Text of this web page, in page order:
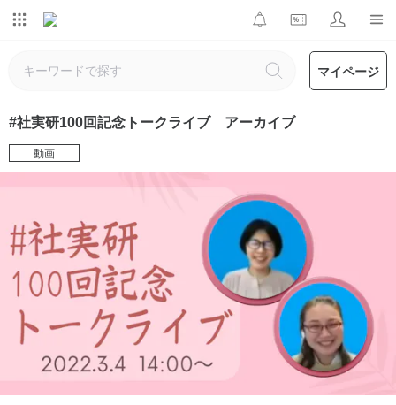
マイページ
#社実研100回記念トークライブ アーカイブ
動画